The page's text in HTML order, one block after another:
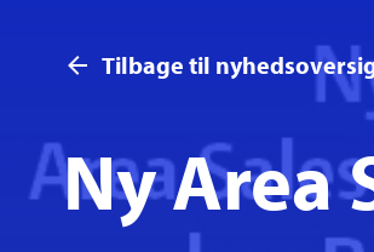
Tilbage til
Ny Area